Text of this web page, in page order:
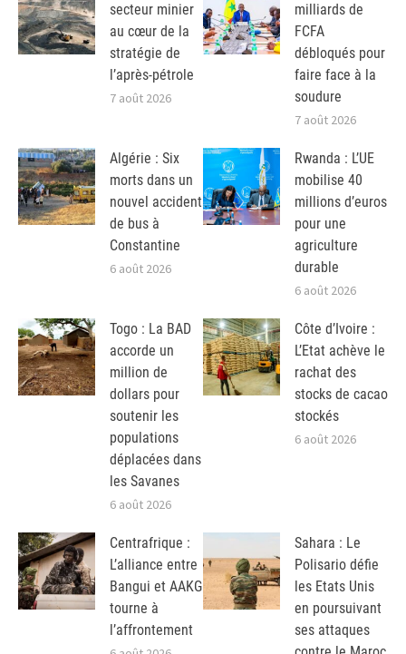
secteur minier
au cœur de la
stratégie de
l’après-pétrole
7 août 2026
milliards de
FCFA
débloqués pour
faire face à la
soudure
7 août 2026
Algérie : Six
morts dans un
nouvel accident
de bus à
Constantine
6 août 2026
Rwanda : L’UE
mobilise 40
millions d’euros
pour une
agriculture
durable
6 août 2026
Togo : La BAD
accorde un
million de
dollars pour
soutenir les
populations
déplacées dans
les Savanes
6 août 2026
Côte d’Ivoire :
L’Etat achève le
rachat des
stocks de cacao
stockés
6 août 2026
Centrafrique :
L’alliance entre
Bangui et AAKG
tourne à
l’affrontement
Sahara : Le
Polisario défie
les Etats Unis
en poursuivant
ses attaques